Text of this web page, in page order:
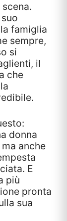
famiglia
sempre,
si
il
che
donna
anche
E
più
pronta
sua